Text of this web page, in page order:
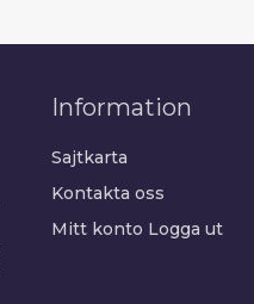
Information
Sajtkarta
Kontakta oss
Mitt konto Logga ut